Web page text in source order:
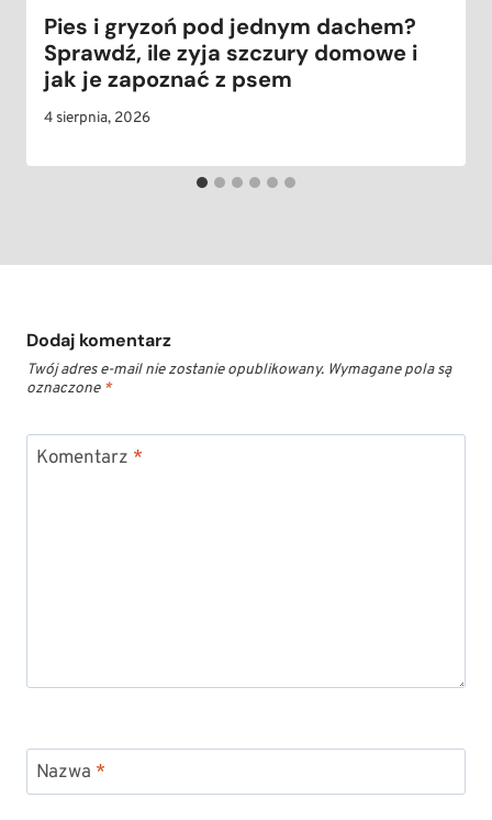
Pies i gryzoń pod jednym dachem?
Sprawdź, ile zyja szczury domowe i
jak je zapoznać z psem
4 sierpnia, 2026
Dodaj komentarz
Twój adres e-mail nie zostanie opublikowany. Wymagane pola są
oznaczone *
Komentarz *
Nazwa *